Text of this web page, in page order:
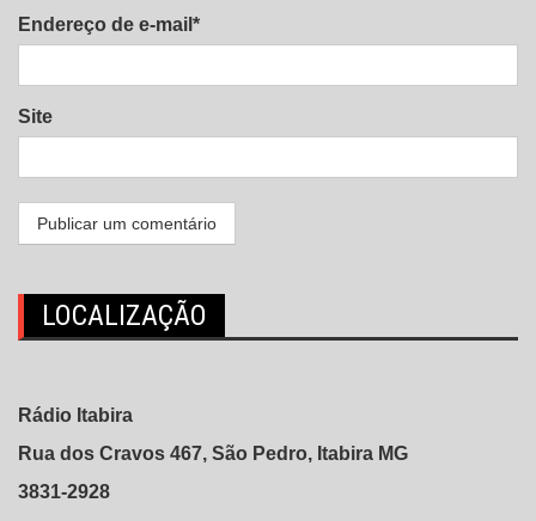
Endereço de e-mail*
Site
LOCALIZAÇÃO
Rádio Itabira
Rua dos Cravos 467, São Pedro, Itabira MG
3831-2928